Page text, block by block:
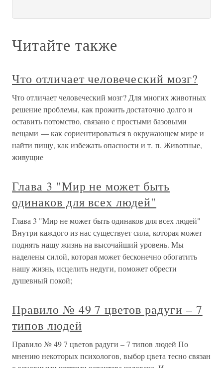
Читайте также
Что отличает человеческий мозг?
Что отличает человеческий мозг? Для многих животных
решение проблемы, как прожить достаточно долго и
оставить потомство, связано с простыми базовыми
вещами — как сориентироваться в окружающем мире и
найти пищу, как избежать опасности и т. п. Животные,
живущие
Глава 3 "Мир не может быть
одинаков для всех людей"
Глава 3 "Мир не может быть одинаков для всех людей"
Внутри каждого из нас существует сила, которая может
поднять нашу жизнь на высочайший уровень. Мы
наделены силой, которая мо­жет бесконечно обогатить
нашу жизнь, исцелить недуги, поможет об­рести
душевный покой;
Правило № 49 7 цветов радуги – 7
типов людей
Правило № 49 7 цветов радуги – 7 типов людей По
мнению некоторых психологов, выбор цвета тесно связан